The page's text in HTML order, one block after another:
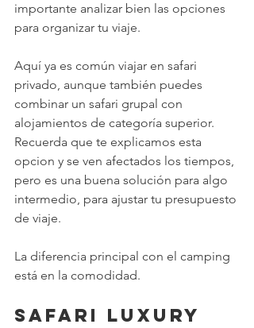
importante analizar bien las opciones
para organizar tu viaje.
Aquí ya es común viajar en safari
privado, aunque también puedes
combinar un safari grupal con
alojamientos de categoría superior.
Recuerda que te explicamos esta
opcion y se ven afectados los tiempos,
pero es una buena solución para algo
intermedio, para ajustar tu presupuesto
de viaje.
La diferencia principal con el camping
está en la comodidad.
Safari Luxury